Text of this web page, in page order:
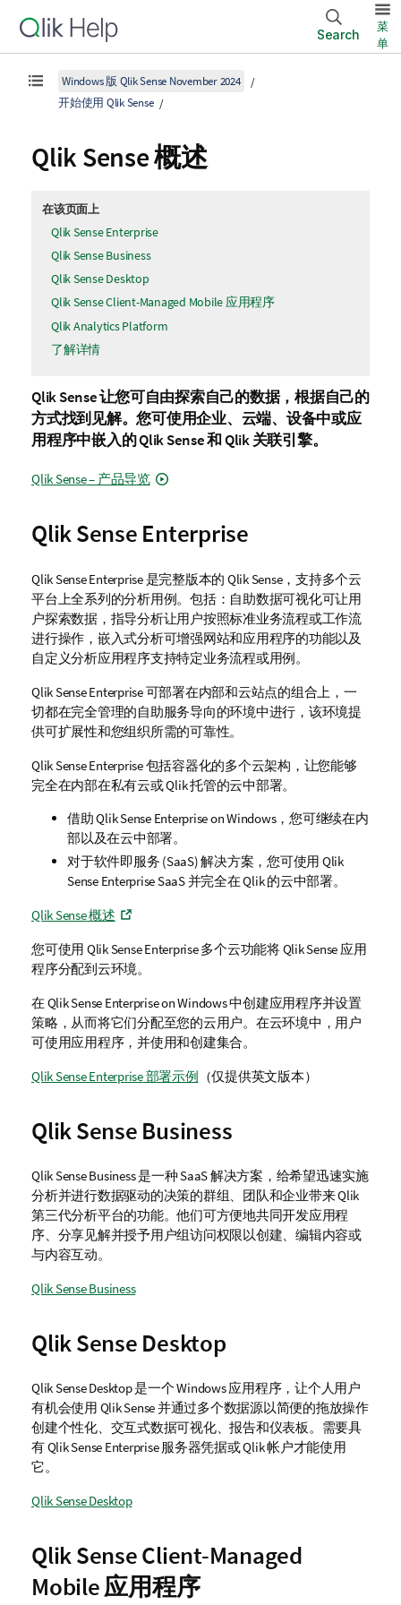
Search
菜
单
Windows 版 Qlik Sense November 2024
开始使用 Qlik Sense
Qlik Sense概述
在该页面上
Qlik Sense Enterprise
Qlik Sense Business
Qlik Sense Desktop
Qlik Sense Client-Managed Mobile 应用程序
Qlik Analytics Platform
了解详情
Qlik Sense让您可自由探索自己的数据，根据自己的
方式找到见解。您可使用企业、云端、设备中或应
用程序中嵌入的Qlik Sense和Qlik 关联引擎。
Qlik Sense– 产品导览
Qlik Sense Enterprise
Qlik Sense Enterprise是完整版本的 Qlik Sense，支持多个云
平台上全系列的分析用例。包括：自助数据可视化可让用
户探索数据，指导分析让用户按照标准业务流程或工作流
进行操作，嵌入式分析可增强网站和应用程序的功能以及
自定义分析应用程序支持特定业务流程或用例。
Qlik Sense Enterprise可部署在内部和云站点的组合上，一
切都在完全管理的自助服务导向的环境中进行，该环境提
供可扩展性和您组织所需的可靠性。
Qlik Sense Enterprise包括容器化的多个云架构，让您能够
完全在内部在私有云或Qlik托管的云中部署。
借助Qlik Sense Enterprise on Windows，您可继续在内
部以及在云中部署。
对于软件即服务 (SaaS) 解决方案，您可使用 Qlik
Sense Enterprise SaaS并完全在Qlik的云中部署。
Qlik Sense概述
您可使用 Qlik Sense Enterprise多个云功能将Qlik Sense 应用
程序分配到云环境。
在 Qlik Sense Enterprise on Windows中创建应用程序并设置
策略，从而将它们分配至您的云用户。在云环境中，用户
可使用应用程序，并使用和创建集合。
Qlik Sense Enterprise部署示例 （仅提供英文版本）
Qlik Sense Business
Qlik Sense Business是一种 SaaS 解决方案，给希望迅速实施
分析并进行数据驱动的决策的群组、团队和企业带来 Qlik
第三代分析平台的功能。他们可方便地共同开发应用程
序、分享见解并授予用户组访问权限以创建、编辑内容或
与内容互动。
Qlik Sense Business
Qlik Sense Desktop
Qlik Sense Desktop是一个 Windows 应用程序，让个人用户
有机会使用 Qlik Sense并通过多个数据源以简便的拖放操作
创建个性化、交互式数据可视化、报告和仪表板。需要具
有Qlik Sense Enterprise服务器凭据或Qlik帐户才能使用
它。
Qlik Sense Desktop
Qlik Sense Client-Managed
Mobile应用程序